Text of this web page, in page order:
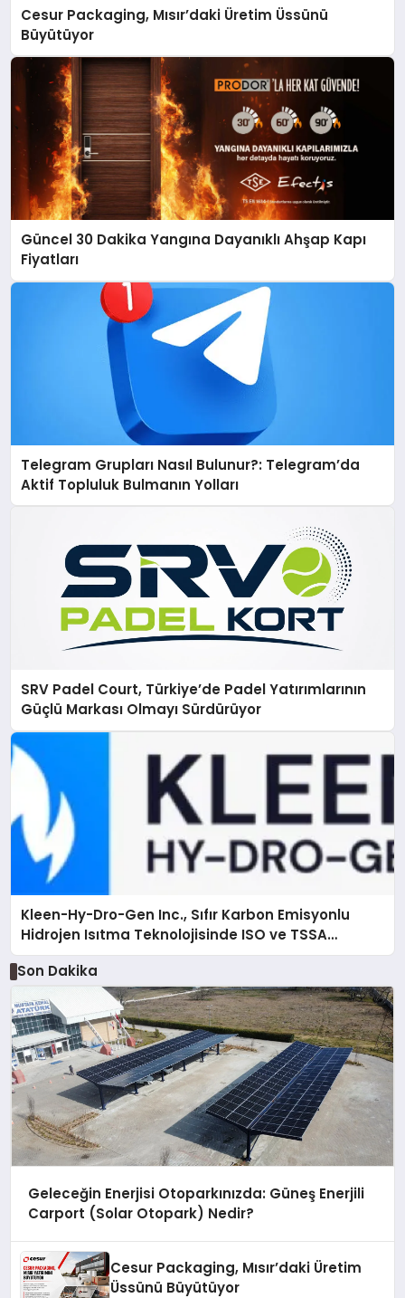
Cesur Packaging, Mısır’daki Üretim Üssünü
Büyütüyor
Güncel 30 Dakika Yangına Dayanıklı Ahşap Kapı
Fiyatları
Telegram Grupları Nasıl Bulunur?: Telegram’da
Aktif Topluluk Bulmanın Yolları
SRV Padel Court, Türkiye’de Padel Yatırımlarının
Güçlü Markası Olmayı Sürdürüyor
Kleen-Hy-Dro-Gen Inc., Sıfır Karbon Emisyonlu
Hidrojen Isıtma Teknolojisinde ISO ve TSSA
Düzenleyici Onaylarını Aldı
Son Dakika
Geleceğin Enerjisi Otoparkınızda: Güneş Enerjili
Carport (Solar Otopark) Nedir?
Cesur Packaging, Mısır’daki Üretim
Üssünü Büyütüyor